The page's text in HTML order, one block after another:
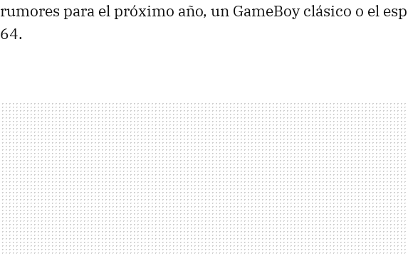
rumores para el próximo año, un GameBoy clásico o el
64.